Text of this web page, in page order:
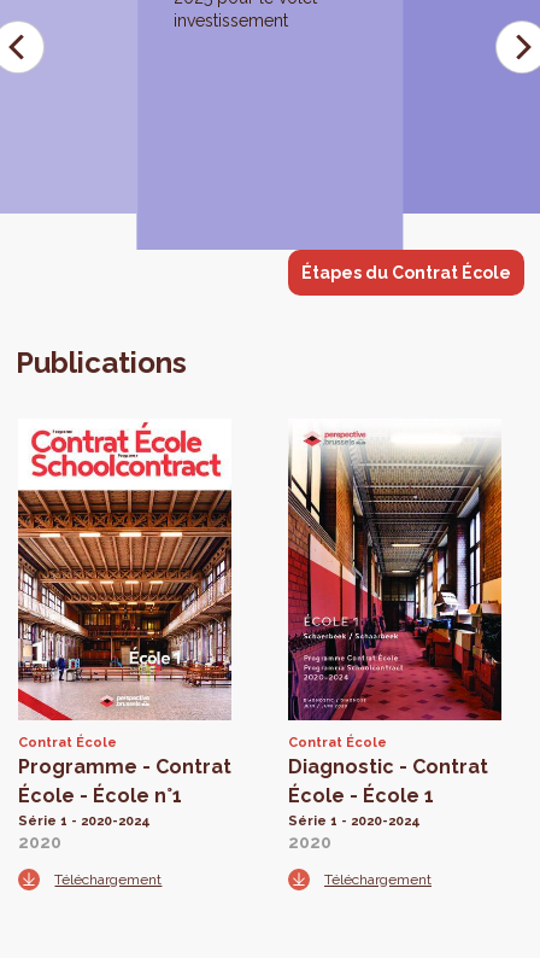
investissement
Étapes du Contrat École
Publications
Contrat École
Programme - Contrat
École - École n°1
Série 1 - 2020-2024
2020
Téléchargement
Contrat École
Diagnostic - Contrat
École - École 1
Série 1 - 2020-2024
2020
Téléchargement